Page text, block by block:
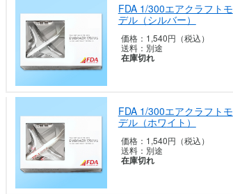
FDA 1/300エアクラフトモ
デル（シルバー）
価格： 1,540円（税込）
送料： 別途
在庫切れ
FDA 1/300エアクラフトモ
デル（ホワイト）
価格： 1,540円（税込）
送料： 別途
在庫切れ